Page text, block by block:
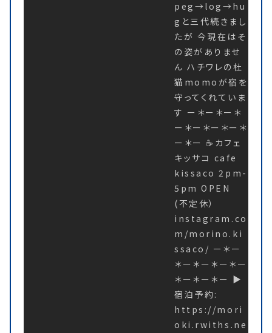
peg→log→hu
gと三代続きまし
たが 今現在はそ
の姿がありませ
ん ハチワレの杜
猫momoが宿を
守ってくれていま
す ー＊ー＊ー＊
ー＊ー＊ー＊ー＊
ー＊ー ☕️カフェ
キッサコ cafe
kissaco 2pm-
5pm OPEN
(不定休）
instagram.co
m/morino.ki
ssaco/ ー＊ー
＊ー＊ー＊ー＊ー
＊ー＊ー＊ー ▶︎
宿泊予約:
https://mori
oki.rwiths.ne